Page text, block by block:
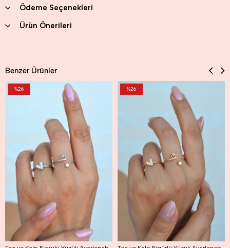
Ödeme Seçenekleri
Ürün Önerileri
Benzer Ürünler
%26 %26